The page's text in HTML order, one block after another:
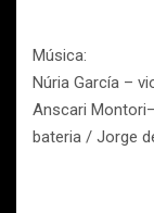
Música:
Núria García –
Anscari
bateria / Jorge